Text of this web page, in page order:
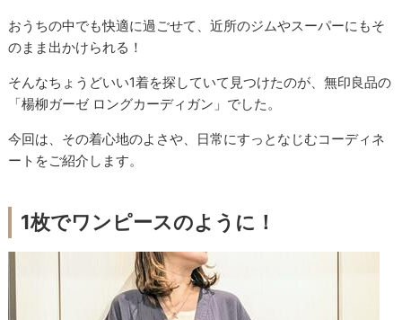
おうちの中でも快適に過ごせて、近所のジムやスーパーにもそ
のまま出かけられる！
そんなちょうどいい1着を探していて見つけたのが、無印良品の
「楊柳ガーゼ ロングカーディガン」でした。
今回は、その着心地のよさや、日常にすっとなじむコーディネ
ートをご紹介します。
1枚でワンピースのように！